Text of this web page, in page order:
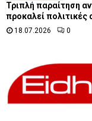
Τριπλή παραίτηση
προκαλεί πολιτικές
18.07.2026 0